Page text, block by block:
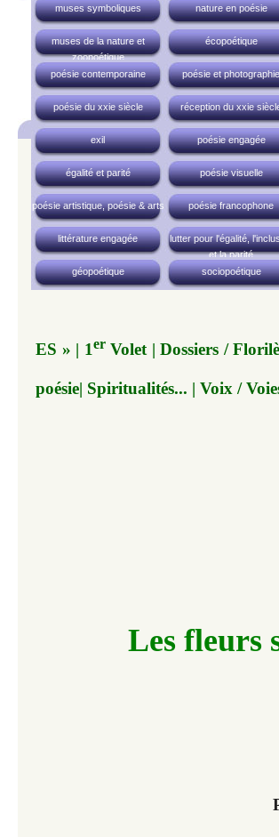
muses symboliques nature en poésie
muses de la nature et
zoopoétique
écopoétique
poésie contemporaine poésie et photographie
poésie du xxie siècle réception du xxie
exil poésie engagée
égalité et parité poésie visuelle
poésie artistique, poésie & arts poésie francophone
littérature engagée
lutter pour l'égalité,
et la parité
géopoétique sociopoétique
ES » | 1erVolet | Dossiers /
poésie| Spiritualités... | Voix /
Les fleurs